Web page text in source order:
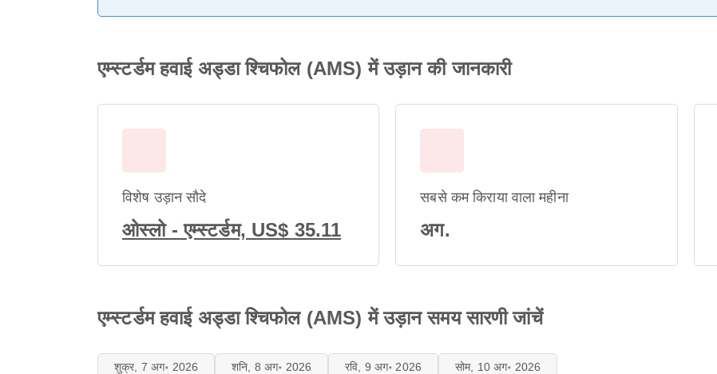
एम्स्टर्डम हवाई अड्डा श्चिफोल (AMS) में उड़ान की जानकारी
विशेष उड़ान सौदे
ओस्लो - एम्स्टर्डम, US$ 35.11
सबसे कम किराया वाला महीना
अग.
एम्स्टर्डम हवाई अड्डा श्चिफोल (AMS) में उड़ान समय सारणी जांचें
शुक्र, 7 अग॰ 2026 शनि, 8 अग॰ 2026 रवि, 9 अग॰ 2026 सोम, 10 अग॰ 2026